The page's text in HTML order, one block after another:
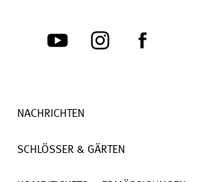
NACHRICHTEN
SCHLÖSSER & GÄRTEN